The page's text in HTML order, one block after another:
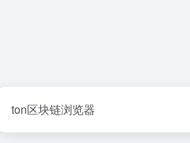
ton区块链浏览器